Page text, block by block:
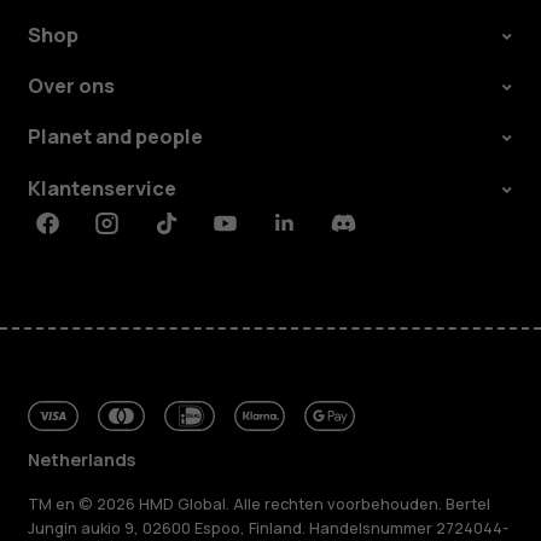
Shop
Over ons
Planet and people
Klantenservice
FacebookInstagramTiktokYoutubeLinkedinDiscord
Netherlands
TM en © 2026 HMD Global. Alle rechten voorbehouden. Bertel
Jungin aukio 9, 02600 Espoo, Finland. Handelsnummer 2724044-